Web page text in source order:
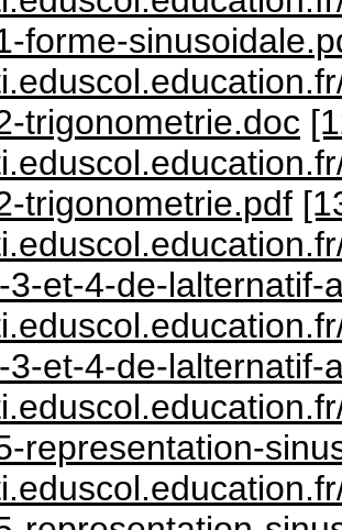
forme-
trigonometrie.doc
trigonometrie.pdf
3-et-4-de-lalternatif-
3-et-4-de-lalternatif-
representation-